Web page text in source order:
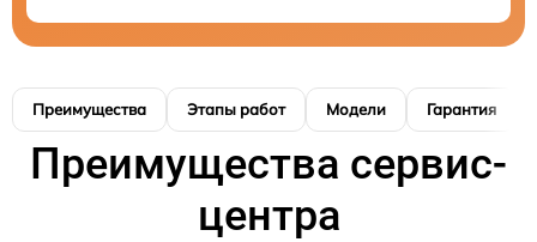
Преимущества Этапы работ Модели Гарантия
Преимущества сервис-
центра